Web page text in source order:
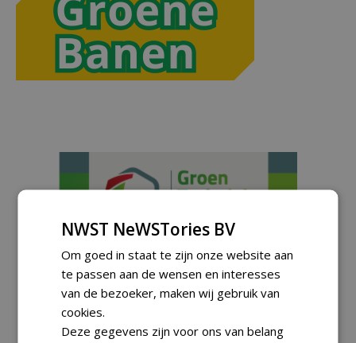
NWST NeWSTories BV
Om goed in staat te zijn onze website aan
te passen aan de wensen en interesses
van de bezoeker, maken wij gebruik van
cookies.
Deze gegevens zijn voor ons van belang